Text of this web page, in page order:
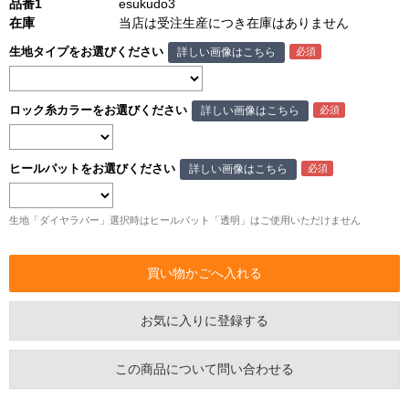
品番1
esukudo3
在庫
当店は受注生産につき在庫はありません
生地タイプをお選びください 詳しい画像はこちら
ロック糸カラーをお選びください 詳しい画像はこちら
ヒールパットをお選びください 詳しい画像はこちら
生地「ダイヤラバー」選択時はヒールパット「透明」はご使用いただけません
お気に入りに登録する
この商品について問い合わせる